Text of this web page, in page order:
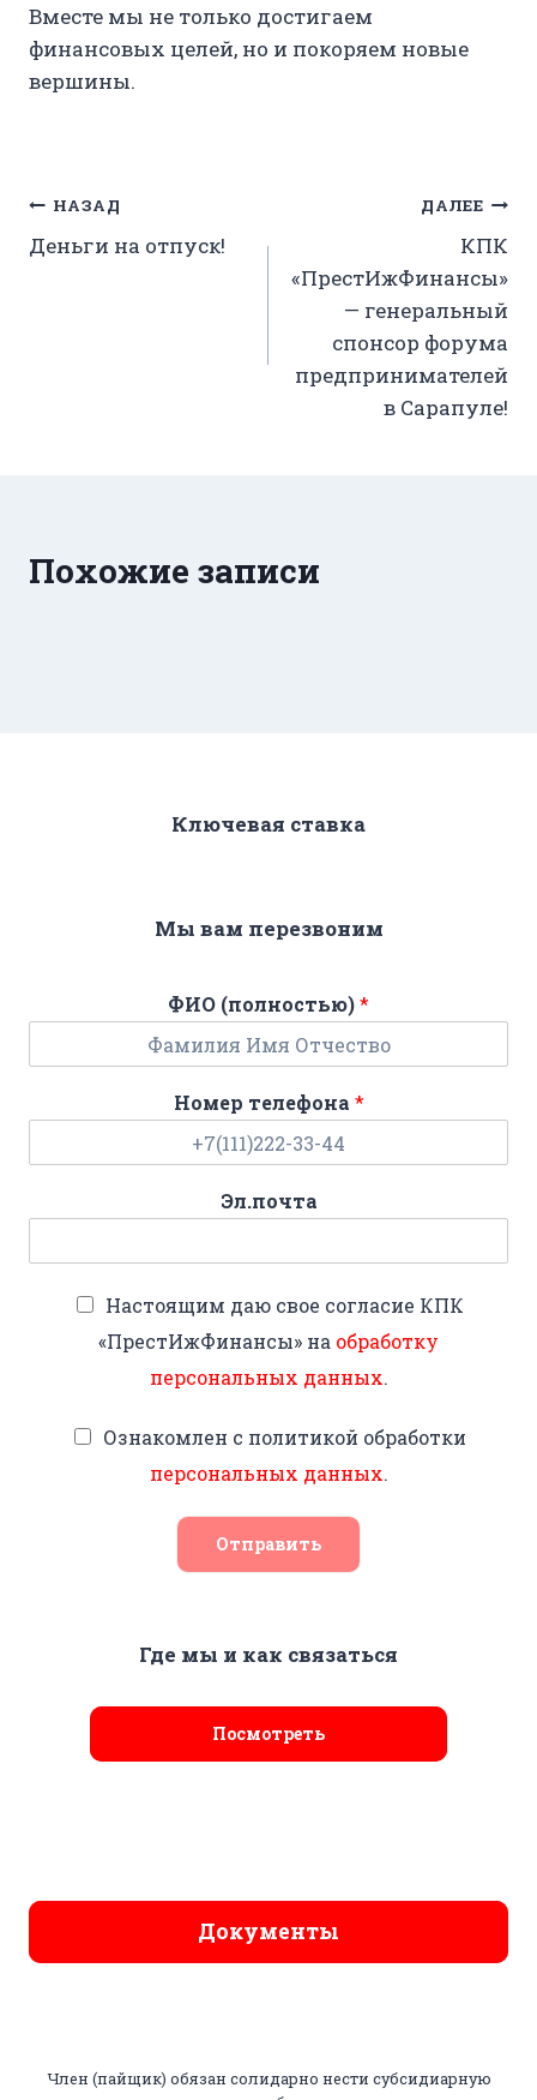
Вместе мы не только достигаем
финансовых целей, но и покоряем новые
вершины.
Навигация
по
НАЗАД
Деньги на отпуск!
ДАЛЕЕ
КПК
«ПрестИжФинансы»
— генеральный
спонсор форума
предпринимателей
в Сарапуле!
Похожие записи
Ключевая ставка
Мы вам перезвоним
ФИО (полностью)*
Номер телефона *
Эл.почта
Настоящим даю свое согласие КПК
«ПрестИжФинансы» на обработку
персональных данных.
Ознакомлен с политикой обработки
персональных данных.
Отправить
Где мы и как связаться
Посмотреть
Документы
Член (пайщик) обязан солидарно нести субсидиарную